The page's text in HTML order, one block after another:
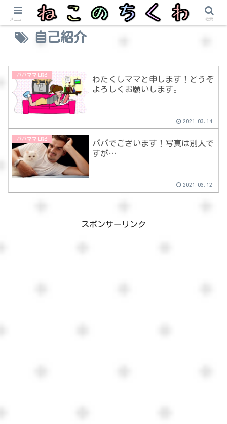
自己紹介
パパママ日記
わたくしママと申します！どうぞ
よろしくお願いします。
2021.03.14
パパママ日記
パパでございます！写真は別人で
すが…
2021.03.12
スポンサーリンク
メニュー 検索